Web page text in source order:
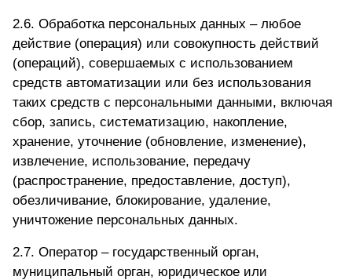
2.6. Обработка персональных данных – любое
действие (операция) или совокупность действий
(операций), совершаемых с использованием
средств автоматизации или без использования
таких средств с персональными данными, включая
сбор, запись, систематизацию, накопление,
хранение, уточнение (обновление, изменение),
извлечение, использование, передачу
(распространение, предоставление, доступ),
обезличивание, блокирование, удаление,
уничтожение персональных данных.
2.7. Оператор – государственный орган,
муниципальный орган, юридическое или